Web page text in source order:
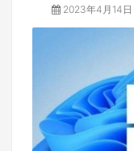
2023年4月14日